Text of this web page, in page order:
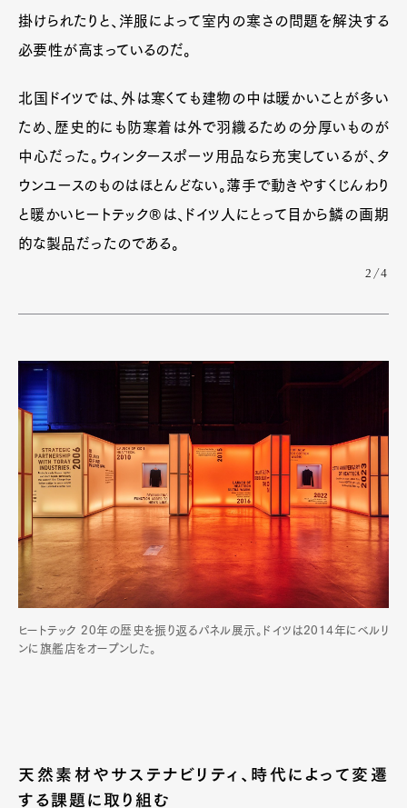
掛けられたりと、洋服によって室内の寒さの問題を解決する
必要性が高まっているのだ。
北国ドイツでは、外は寒くても建物の中は暖かいことが多い
ため、歴史的にも防寒着は外で羽織るための分厚いものが
中心だった。ウィンタースポーツ用品なら充実しているが、タ
ウンユースのものはほとんどない。薄手で動きやすくじんわり
と暖かいヒートテック®は、ドイツ人にとって目から鱗の画期
的な製品だったのである。
2/4
ヒートテック 20年の歴史を振り返るパネル展示。ドイツは2014年にベルリ
ンに旗艦店をオープンした。
天然素材やサステナビリティ、時代によって変遷
する課題に取り組む